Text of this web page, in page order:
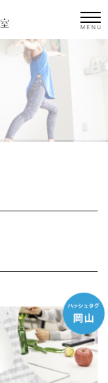
MENU